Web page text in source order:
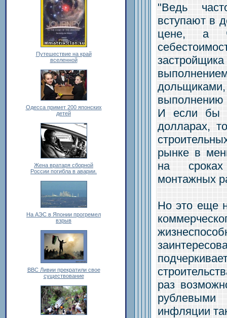
Путешествие на край
вселенной
Одесса примет 200 японских
детей
Жена вратаря сборной
России погибла в аварии.
На АЭС в Японии прогремел
взрыв
ВВС Ливии прекратили свое
существование
"Ведь
вступают в
цене, а
выполнению
И если бы
долларах,
рынке в
на сроках
монтажных
Но это еще
раз
инфляции